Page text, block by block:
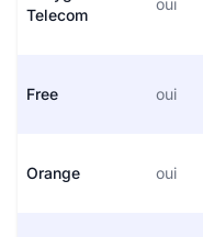
Telecom
oui
Free oui
Orange oui